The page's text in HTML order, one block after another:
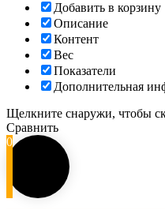
Добавить в корзину
Описание
Контент
Вес
Показатели
Дополнительная
Щелкните снаружи, чтобы
Сравнить
0